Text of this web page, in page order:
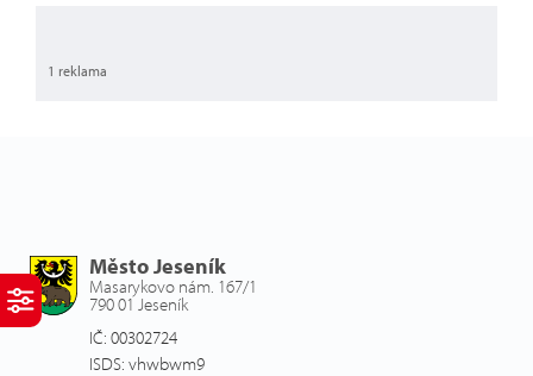
1 reklama
Město Jeseník
Masarykovo nám. 167/1
790 01 Jeseník
IČ: 00302724
ISDS: vhwbwm9